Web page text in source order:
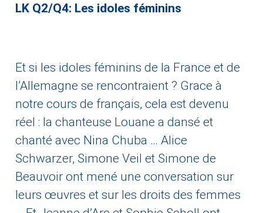
LK Q2/Q4: Les idoles féminins
Et si les idoles féminins de la France et de
l’Allemagne se rencontraient ? Grace à
notre cours de français, cela est devenu
réel : la chanteuse Louane a dansé et
chanté avec Nina Chuba … Alice
Schwarzer, Simone Veil et Simone de
Beauvoir ont mené une conversation sur
leurs œuvres et sur les droits des femmes